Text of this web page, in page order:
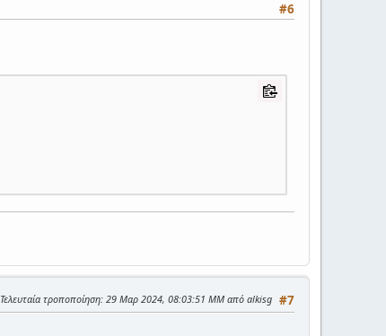
#6
#7
Τελευταία τροποποίηση: 29 Μαρ 2024, 08:03:51 ΜΜ από alkisg